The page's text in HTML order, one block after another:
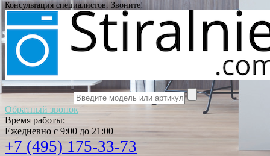
Консультация специалистов. Звоните!
Обратный звонок
Время работы:
Ежедневно с 9:00 до 21:00
+7 (495) 175-33-73